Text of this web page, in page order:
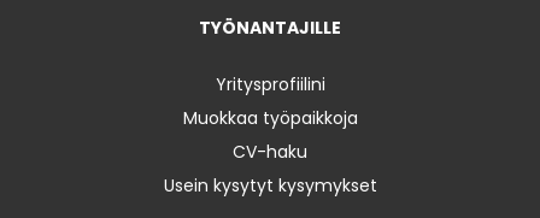
TYÖNANTAJILLE
Yritysprofiilini
Muokkaa työpaikkoja
CV-haku
Usein kysytyt kysymykset